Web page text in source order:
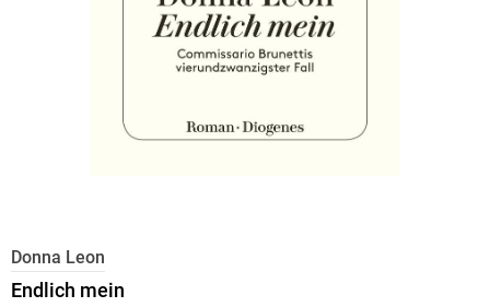
Donna Leon
Endlich mein